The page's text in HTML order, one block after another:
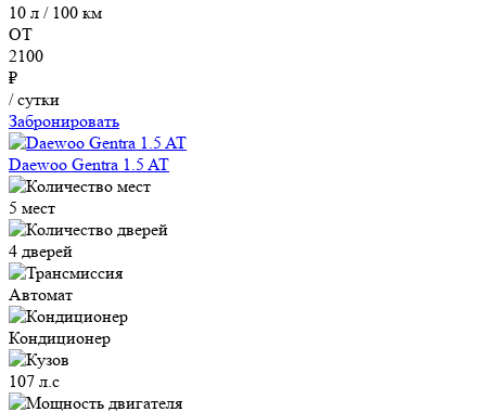
10 л / 100 км
ОТ
2100
₽
/ сутки
Забронировать
Daewoo Gentra 1.5 AT
5 мест
4 дверей
Автомат
Кондиционер
107 л.с